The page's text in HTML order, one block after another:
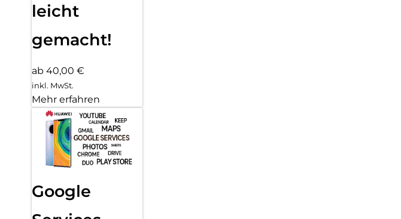
leicht
gemacht!
ab 40,00 €
inkl. MwSt.
Mehr erfahren
Google